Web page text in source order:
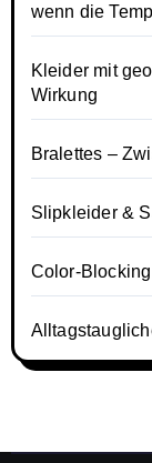
wenn die
Kleider mit
Wirkung
Bralettes –
Slipkleider &
Color-